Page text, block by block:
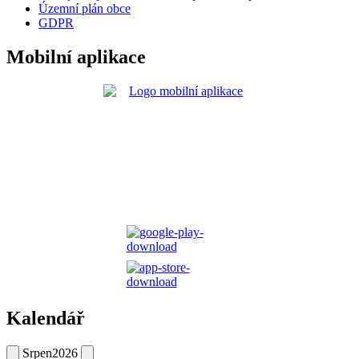
Územní plán obce
GDPR
Mobilní aplikace
Kalendář
Srpen2026